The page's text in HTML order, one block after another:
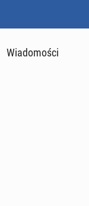
Wiadomości